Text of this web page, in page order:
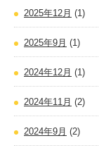
2025年12月 (1)
2025年9月 (1)
2024年12月 (1)
2024年11月 (2)
2024年9月 (2)